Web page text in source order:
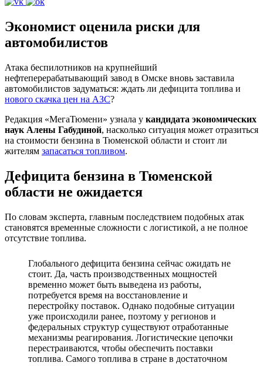
Экономист оценила риски для
автомобилистов
Атака беспилотников на крупнейший
нефтеперерабатывающий завод в Омске вновь заставила
автомобилистов задуматься: ждать ли дефицита топлива и
нового скачка цен на АЗС?
Редакция «МегаТюмени» узнала у кандидата экономических
наук Алены Габудиной, насколько ситуация может отразиться
на стоимости бензина в Тюменской области и стоит ли
жителям запасаться топливом.
Дефицита бензина в Тюменской
области не ожидается
По словам эксперта, главным последствием подобных атак
становятся временные сложности с логистикой, а не полное
отсутствие топлива.
Глобального дефицита бензина сейчас ожидать не
стоит. Да, часть производственных мощностей
временно может быть выведена из работы,
потребуется время на восстановление и
перестройку поставок. Однако подобные ситуации
уже происходили ранее, поэтому у регионов и
федеральных структур существуют отработанные
механизмы реагирования. Логистические цепочки
перестраиваются, чтобы обеспечить поставки
топлива. Самого топлива в стране в достаточном